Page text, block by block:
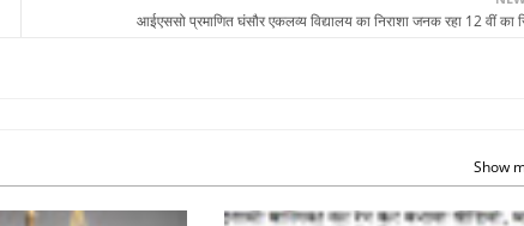
आईएससो प्रमाणित घंसौर एकलव्य विद्यालय का निराशा जनक रहा 12 वीं का
Show